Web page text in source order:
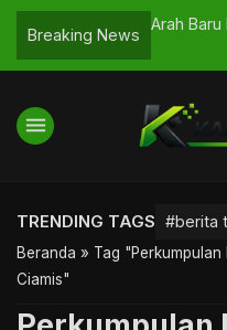
Breaking News
Ujian Kebijakan
Arah Baru
menu
TRENDING TAGS #berita
Beranda » Tag "Perkumpulan
Ciamis"